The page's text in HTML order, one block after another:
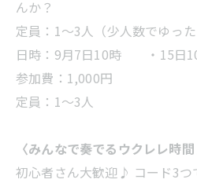
んか？
定員：1〜3人（少人数でゆった
日時：9月7日10時 ・15日
参加費：1,000円
定員：1～3人
〈みんなで奏でるウクレレ時
初心者さん大歓迎♪ コード3つ